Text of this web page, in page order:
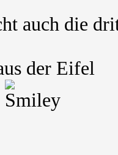
auch die
der Eifel